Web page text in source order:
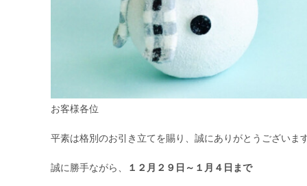
お客様各位
平素は格別のお引き立てを賜り、誠にありがとうございま
誠に勝手ながら、 １２月２９日～１月４日まで